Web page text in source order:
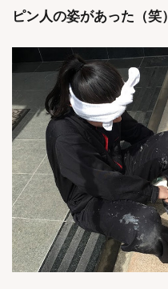
ピン人の姿があった（笑）